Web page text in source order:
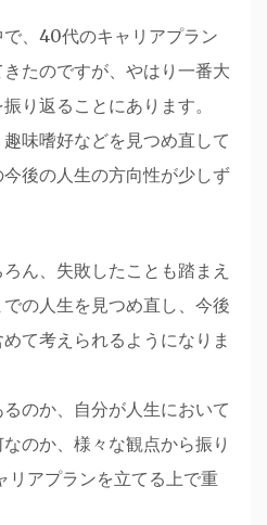
、40代のキャリアプラン
たのですが、やはり一番大
り返ることにあります。
味嗜好などを見つめ直して
後の人生の方向性が少しず
ん、失敗したことも踏まえ
の人生を見つめ直し、今後
て考えられるようになりま
のか、自分が人生において
のか、様々な観点から振り
アプランを立てる上で重